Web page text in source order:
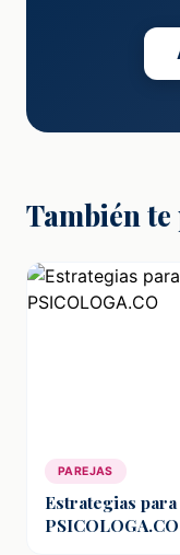
También te
PAREJAS
Estrategias
PSICOLOGA.CO